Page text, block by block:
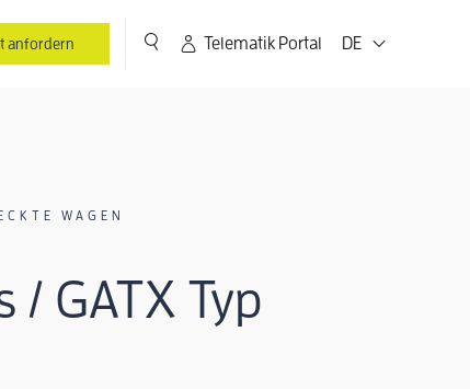
anfordern Telematik Portal DE
WAGEN
/ GATX Typ